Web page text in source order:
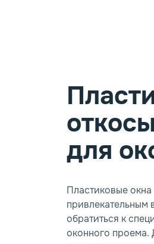
для
Пластиковые
привлекательным
обратиться к
оконного проема.